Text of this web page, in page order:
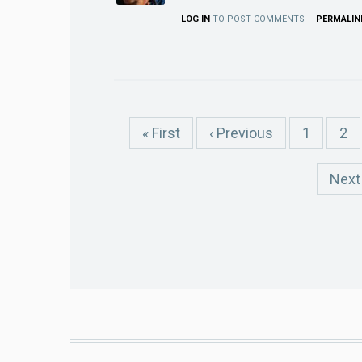
LOG IN TO POST COMMENTS
First
« First
Previous
‹ Previous Page
1 2
Next
Next